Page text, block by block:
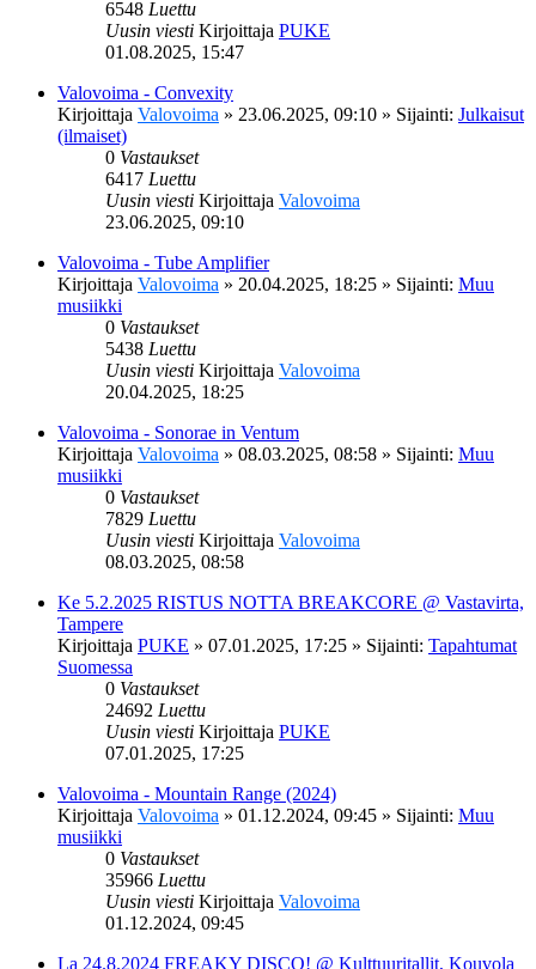
6548 Luettu
Uusin viesti Kirjoittaja PUKE
01.08.2025, 15:47
Valovoima - Convexity
Kirjoittaja Valovoima » 23.06.2025, 09:10 » Sijainti: Julkaisut
(ilmaiset)
0 Vastaukset
6417 Luettu
Uusin viesti Kirjoittaja Valovoima
23.06.2025, 09:10
Valovoima - Tube Amplifier
Kirjoittaja Valovoima » 20.04.2025, 18:25 » Sijainti: Muu
musiikki
0 Vastaukset
5438 Luettu
Uusin viesti Kirjoittaja Valovoima
20.04.2025, 18:25
Valovoima - Sonorae in Ventum
Kirjoittaja Valovoima » 08.03.2025, 08:58 » Sijainti: Muu
musiikki
0 Vastaukset
7829 Luettu
Uusin viesti Kirjoittaja Valovoima
08.03.2025, 08:58
Ke 5.2.2025 RISTUS NOTTA BREAKCORE @ Vastavirta,
Tampere
Kirjoittaja PUKE » 07.01.2025, 17:25 » Sijainti: Tapahtumat
Suomessa
0 Vastaukset
24692 Luettu
Uusin viesti Kirjoittaja PUKE
07.01.2025, 17:25
Valovoima - Mountain Range (2024)
Kirjoittaja Valovoima » 01.12.2024, 09:45 » Sijainti: Muu
musiikki
0 Vastaukset
35966 Luettu
Uusin viesti Kirjoittaja Valovoima
01.12.2024, 09:45
La 24.8.2024 FREAKY DISCO! @ Kulttuuritallit, Kouvola